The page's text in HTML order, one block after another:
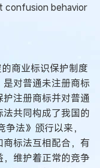
confusion behavior
商业标识保护制度
对普通未注册商标
注册商标并对普通
共同构成了我国的
法》颁行以来，
标法互相配合，有
维护着正常的竞争